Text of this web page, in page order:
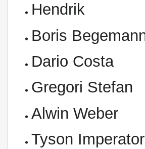
Hendrik
Boris
Dario Costa
Gregori Stefan
Alwin Weber
Tyson